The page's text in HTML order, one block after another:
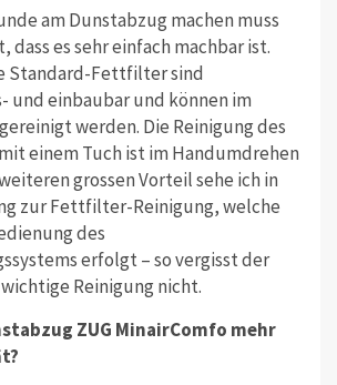
am Dunstabzug machen muss
dass es sehr einfach machbar ist.
Standard-Fettfilter sind
und einbaubar und können im
werden. Die Reinigung des
einem Tuch ist im Handumdrehen
grossen Vorteil sehe ich in
zur Fettfilter-Reinigung, welche
des
erfolgt – so vergisst der
Reinigung nicht.
ZUG MinairComfo mehr